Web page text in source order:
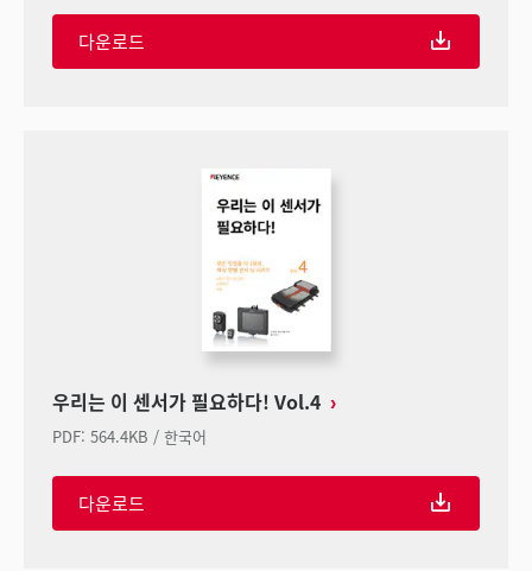
다운로드
우리는 이 센서가 필요하다! Vol.4
PDF: 564.4KB / 한국어
다운로드